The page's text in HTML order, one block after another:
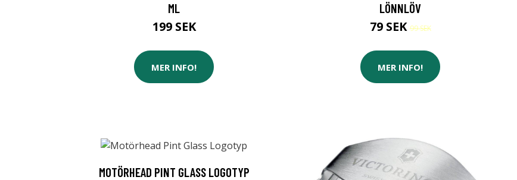
ML
199 SEK
MER INFO!
LÖNNLÖV
79 SEK99 SEK
MER INFO!
MOTÖRHEAD PINT GLASS LOGOTYP